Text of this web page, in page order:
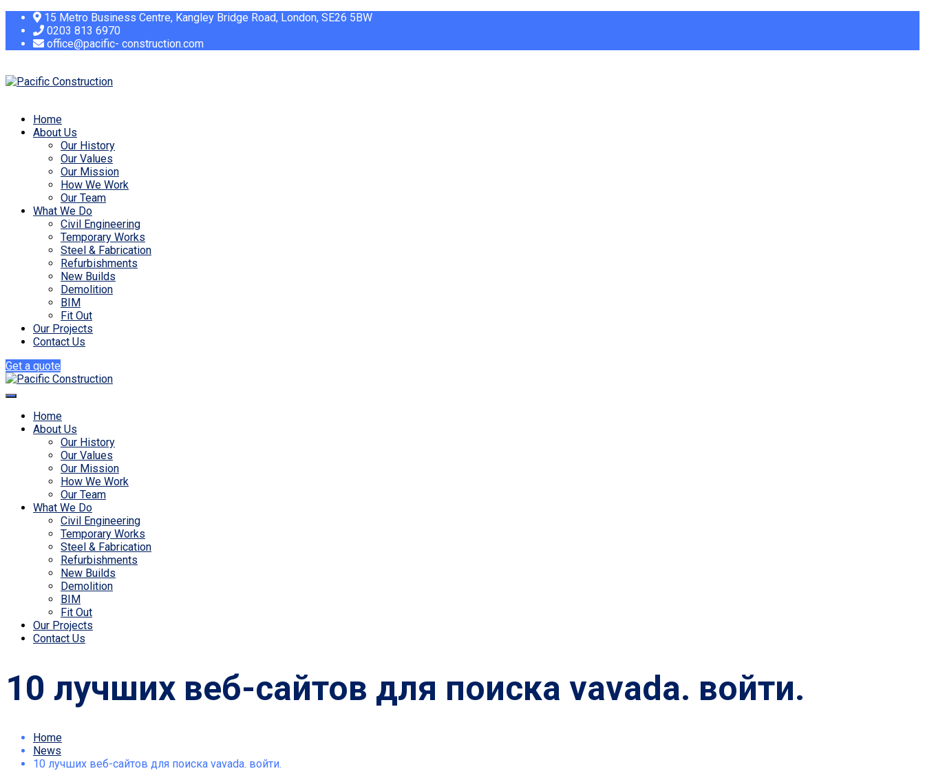
15 Metro Business Centre, Kangley Bridge Road, London, SE26 5BW
0203 813 6970
office@pacific- construction.com
Home
About Us
Our History
Our Values
Our Mission
How We Work
Our Team
What We Do
Civil Engineering
Temporary Works
Steel & Fabrication
Refurbishments
New Builds
Demolition
BIM
Fit Out
Our Projects
Contact Us
Get a quote
Home
About Us
Our History
Our Values
Our Mission
How We Work
Our Team
What We Do
Civil Engineering
Temporary Works
Steel & Fabrication
Refurbishments
New Builds
Demolition
BIM
Fit Out
Our Projects
Contact Us
10 лучших веб-сайтов для поиска vavada. войти.
Home
News
10 лучших веб-сайтов для поиска vavada. войти.